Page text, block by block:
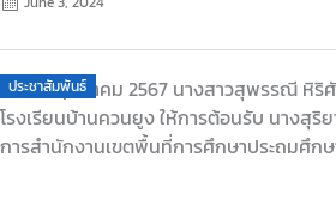
ประชาสัมพันธ์
Posted
on